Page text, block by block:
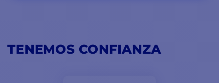
TENEMOS CONFIANZA